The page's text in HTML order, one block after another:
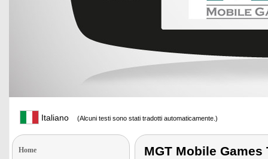
Italiano (Alcuni testi sono stati tradotti automaticamente.)
Home MGT Mobile